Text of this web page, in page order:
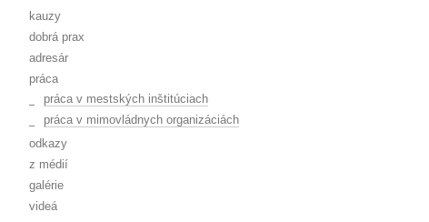
kauzy
dobrá prax
adresár
práca
práca v mestských inštitúciach
práca v mimovládnych organizáciách
odkazy
z médií
galérie
videá